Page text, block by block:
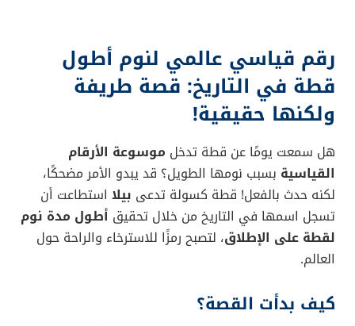
رقم قياسي عالمي لنوم أطول
قطة في التاريخ: قصة طريفة
ولكنها حقيقية!
هل سمعت يومًا عن قطة تدخل موسوعة الأرقام
القياسية بسبب نومها الطويل؟ قد يبدو الأمر مضحكًا،
لكنه حدث بالفعل! قطة كسولة تدعى بيلا استطاعت أن
تسجل اسمها في التاريخ من خلال تحقيق أطول مدة نوم
لقطة على الإطلاق، لتصبح رمزًا للاسترخاء والراحة حول
العالم.
كيف بدأت القصة؟